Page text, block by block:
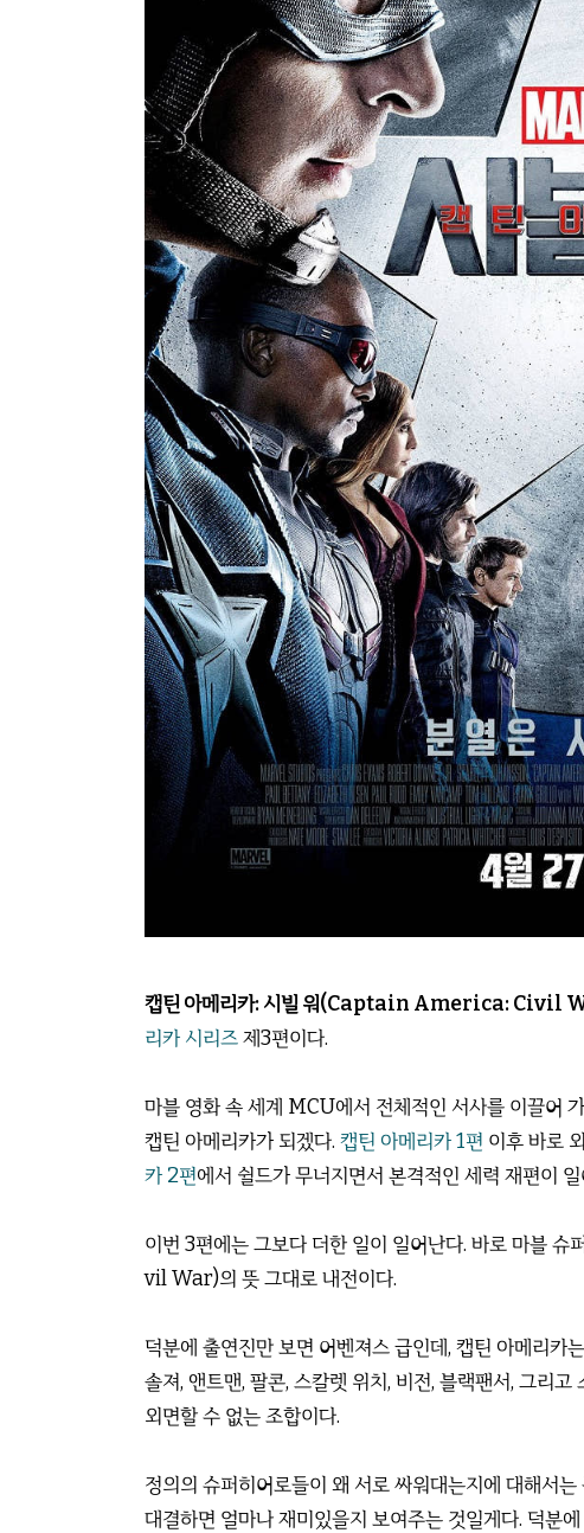
캡틴 아메리카: 시빌 워(Captain America: Civil
리카 시리즈제3편이다.
마블 영화 속 세계 MCU에서 전체적인 서사를 이끌어
캡틴 아메리카가 되겠다. 캡틴 아메리카 1편 이후 바로
카 2편에서 쉴드가 무너지면서 본격적인 세력 재편이 일
이번 3편에는 그보다 더한 일이 일어난다. 바로 마블
vil War)의 뜻 그대로 내전이다.
덕분에 출연진만 보면 어벤져스 급인데, 캡틴 아메리카
솔져, 앤트맨, 팔콘, 스칼렛 위치, 비전, 블랙팬서, 그리
외면할 수 없는 조합이다.
정의의 슈퍼히어로들이 왜 서로 싸워대는지에 대해서
대결하면 얼마나 재미있을지 보여주는 것일게다. 덕분